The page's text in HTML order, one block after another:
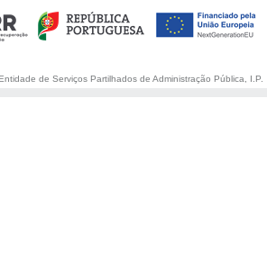
de Serviços Partilhados de Administração